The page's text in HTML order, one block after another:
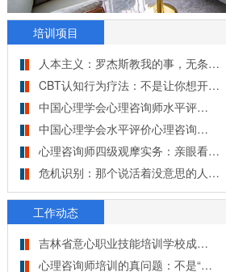
培训项目
人本主义：罗杰斯教我的事，无条…
CBT认知行为疗法：不是让你想开…
中国心理学会心理咨询师水平评…
中国心理学会水平评价心理咨询…
心理咨询师四级观摩实务：亲眼看…
危机识别：那个说活着没意思的人…
工作动态
吉林省意心职业技能培训学校成…
心理咨询师培训的真问题：不是“…